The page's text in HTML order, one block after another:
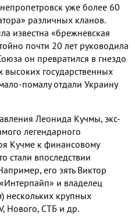
уже более 60
различных кланов.
известна «брежневская
почти 20 лет руководила
он превратился в гнездо
государственных
-помалу отдали Украину
Леонида Кучмы, экс-
легендарного
Кучме к финансовому
стали впоследствии
, его зять Виктор
и владелец
) нескольких крупных
Нового, СТБ и др.